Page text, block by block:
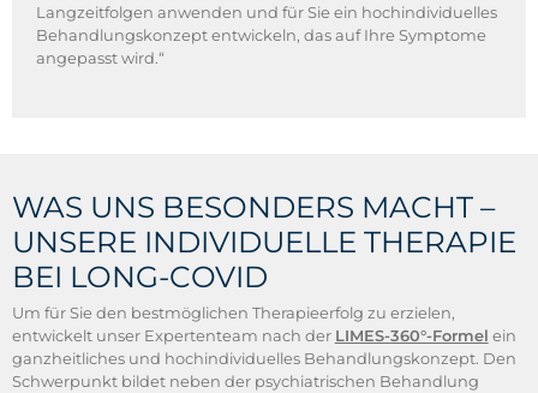
Langzeitfolgen anwenden und für Sie ein hochindividuelles
Behandlungskonzept entwickeln, das auf Ihre Symptome
angepasst wird.“
WAS UNS BESONDERS MACHT –
UNSERE INDIVIDUELLE THERAPIE
BEI LONG-COVID
Um für Sie den bestmöglichen Therapieerfolg zu erzielen,
entwickelt unser Expertenteam nach der LIMES-360°-Formel ein
ganzheitliches und hochindividuelles Behandlungskonzept. Den
Schwerpunkt bildet neben der psychiatrischen Behandlung